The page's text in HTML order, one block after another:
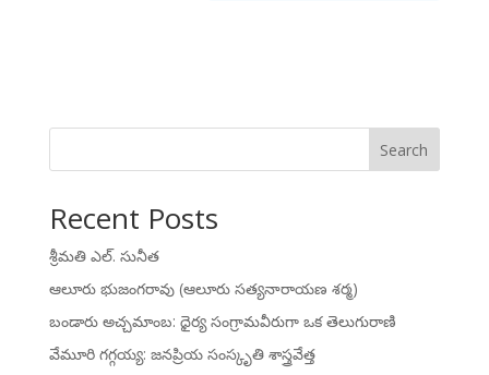
Search
Recent Posts
శ్రీమతి ఎల్. సునీత
ఆలూరు భుజంగరావు (ఆలూరు సత్యనారాయణ శర్మ)
బండారు అచ్చమాంబ: ధైర్య సంగ్రామవీరుగా ఒక తెలుగురాణి
వేమూరి గగ్గయ్య: జనప్రియ సంస్కృతి శాస్త్రవేత్త